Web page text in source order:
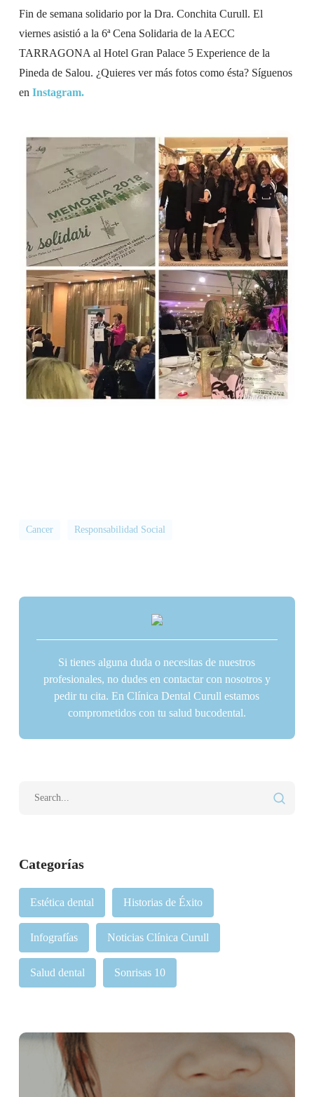
Categorías
Estética dental Historias de Éxito
Infografías Noticias Clínica Curull
Salud dental Sonrisas 10
Fin de semana solidario por la Dra. Conchita Curull. El
viernes asistió a la 6ª Cena Solidaria de la AECC
TARRAGONA al Hotel Gran Palace 5 Experience de la
Pineda de Salou. ¿Quieres ver más fotos como ésta? Síguenos
en Instagram.
Cancer Responsabilidad Social
Si tienes alguna duda o necesitas de nuestros
profesionales, no dudes en contactar con nosotros y
pedir tu cita. En Clínica Dental Curull estamos
comprometidos con tu salud bucodental.